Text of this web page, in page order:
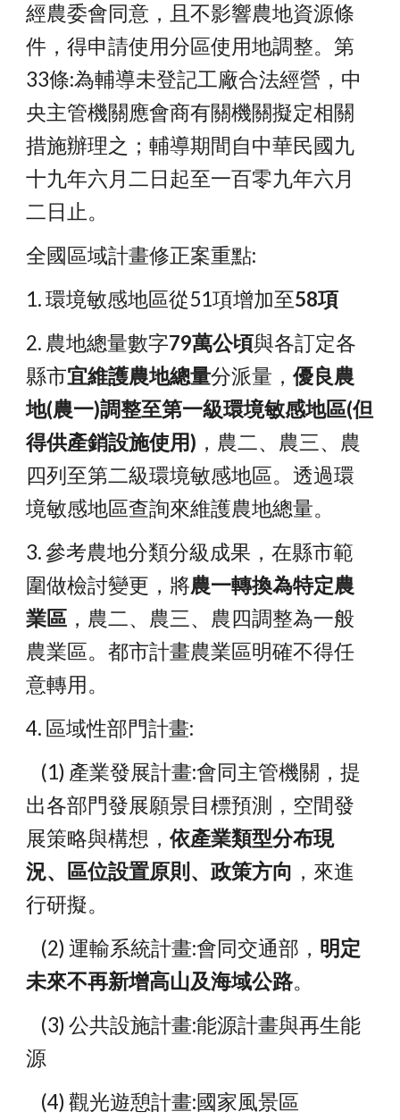
經農委會同意，且不影響農地資源條
件，得申請使用分區使用地調整。第
33條:為輔導未登記工廠合法經營，中
央主管機關應會商有關機關擬定相關
措施辦理之；輔導期間自中華民國九
十九年六月二日起至一百零九年六月
二日止。
全國區域計畫修正案重點:
1. 環境敏感地區從51項增加至58項
2. 農地總量數字79萬公頃與各訂定各
縣市宜維護農地總量分派量，優良農
地(農一)調整至第一級環境敏感地區(但
得供產銷設施使用) ，農二、農三、農
四列至第二級環境敏感地區。透過環
境敏感地區查詢來維護農地總量。
3. 參考農地分類分級成果，在縣市範
圍做檢討變更，將農一轉換為特定農
業區 ，農二、農三、農四調整為一般
農業區。都市計畫農業區明確不得任
意轉用。
4. 區域性部門計畫:
出各部門發展願景目標預測，空間發
展策略與構想，依產業類型分布現
況、區位設置原則、政策方向 ，來進
行研擬。
    (2) 運輸系統計畫:會同交通部，
明定
未來不再新增高山及海域公路。
源
    (4) 觀光遊憩計畫:國家風景區